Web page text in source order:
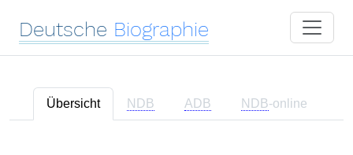
Deutsche Biographie
Übersicht NDB ADB NDB-online